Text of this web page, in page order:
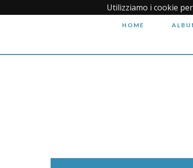
Utilizziamo i cookie
HOME